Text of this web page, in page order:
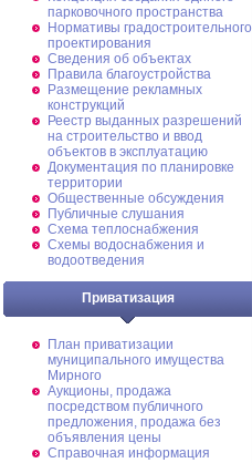
парковочного пространства
Нормативы градостроительного
проектирования
Сведения об объектах
Правила благоустройства
Размещение рекламных
конструкций
Реестр выданных разрешений
на строительство и ввод
объектов в эксплуатацию
Документация по планировке
территории
Общественные обсуждения
Публичные слушания
Схема теплоснабжения
Схемы водоснабжения и
водоотведения
Приватизация
План приватизации
муниципального имущества
Мирного
Аукционы, продажа
посредством публичного
предложения, продажа без
объявления цены
Справочная информация